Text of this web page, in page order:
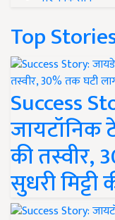
Top
Success
जायटॉनिक
की तस्वीर,
सुधरी